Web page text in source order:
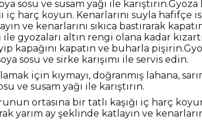
sosu ve susam yağı ile
iç harç koyun. Kenarlarını suyla hafifçe
ve kenarlarını sıkıca bastırarak
gyozaları altın rengi olana kadar
kapağını kapatın ve buharla
sosu ve sirke karışımı ile servis edin.
için kıymayı, doğranmış lahana,
ve susam yağı ile karıştırın.
ortasına bir tatlı kaşığı iç harç
yarım ay şeklinde katlayın ve